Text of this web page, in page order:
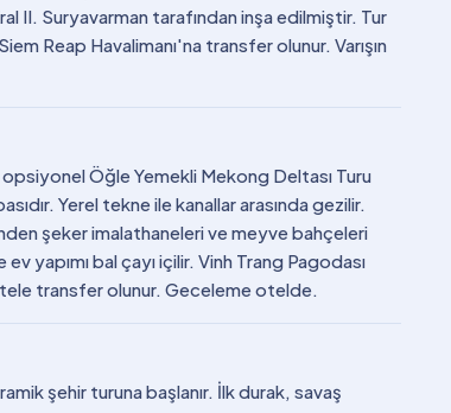
II. Suryavarman tarafından inşa edilmiştir. Tur
Reap Havalimanı'na transfer olunur. Varışın
Öğle Yemekli Mekong Deltası Turu
Yerel tekne ile kanallar arasında gezilir.
şeker imalathaneleri ve meyve bahçeleri
yapımı bal çayı içilir. Vinh Trang Pagodası
transfer olunur. Geceleme otelde.
şehir turuna başlanır. İlk durak, savaş